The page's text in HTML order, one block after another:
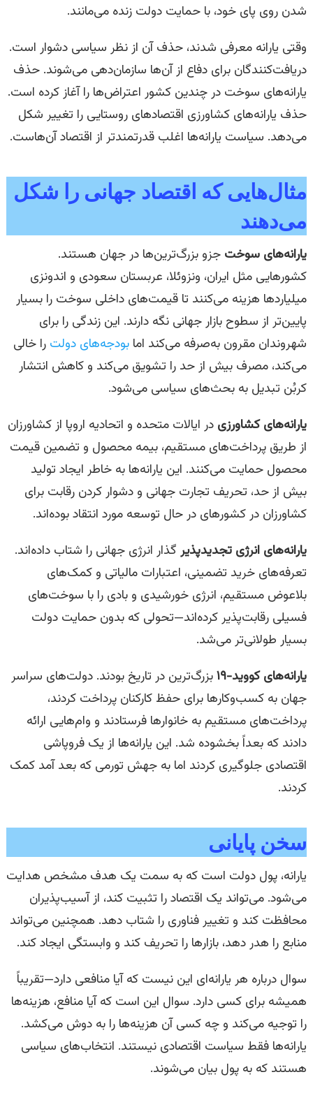
شدن روی پای خود، با حمایت دولت زنده می‌مانند.
وقتی یارانه معرفی شدند، حذف آن از نظر سیاسی دشوار است.
دریافت‌کنندگان برای دفاع از آن‌ها سازمان‌دهی می‌شوند. حذف
یارانه‌های سوخت در چندین کشور اعتراض‌ها را آغاز کرده است.
حذف یارانه‌های کشاورزی اقتصادهای روستایی را تغییر شکل
می‌دهد. سیاست یارانه‌ها اغلب قدرتمندتر از اقتصاد آن‌هاست.
مثال‌هایی که اقتصاد جهانی را شکل
می‌دهند
یارانه‌های سوخت جزو بزرگ‌ترین‌ها در جهان هستند.
کشورهایی مثل ایران، ونزوئلا، عربستان سعودی و اندونزی
میلیاردها هزینه می‌کنند تا قیمت‌های داخلی سوخت را بسیار
پایین‌تر از سطوح بازار جهانی نگه دارند. این زندگی را برای
شهروندان مقرون به‌صرفه می‌کند اما بودجه‌های دولت را خالی
می‌کند، مصرف بیش از حد را تشویق می‌کند و کاهش انتشار
کربُن تبدیل به بحث‌های سیاسی می‌شود.
یارانه‌های کشاورزی در ایالات متحده و اتحادیه اروپا از کشاورزان
از طریق پرداخت‌های مستقیم، بیمه محصول و تضمین قیمت
محصول حمایت می‌کنند. این یارانه‌ها به خاطر ایجاد تولید
بیش از حد، تحریف تجارت جهانی و دشوار کردن رقابت برای
کشاورزان در کشورهای در حال توسعه مورد انتقاد بوده‌اند.
یارانه‌های انرژی تجدیدپذیرگذار انرژی جهانی را شتاب داده‌اند.
تعرفه‌های خرید تضمینی، اعتبارات مالیاتی و کمک‌های
بلاعوض مستقیم، انرژی خورشیدی و بادی را با سوخت‌های
فسیلی رقابت‌پذیر کرده‌اند—تحولی که بدون حمایت دولت
بسیار طولانی‌تر می‌شد.
یارانه‌های کووید-۱۹ بزرگ‌ترین در تاریخ بودند. دولت‌های سراسر
جهان به کسب‌وکارها برای حفظ کارکنان پرداخت کردند،
پرداخت‌های مستقیم به خانوارها فرستادند و وام‌هایی ارائه
دادند که بعداً بخشوده شد. این یارانه‌ها از یک فروپاشی
اقتصادی جلوگیری کردند اما به جهش تورمی که بعد آمد کمک
کردند.
سخن پایانی
یارانه، پول دولت است که به سمت یک هدف مشخص هدایت
می‌شود. می‌تواند یک اقتصاد را تثبیت کند، از آسیب‌پذیران
محافظت کند و تغییر فناوری را شتاب دهد. همچنین می‌تواند
منابع را هدر دهد، بازارها را تحریف کند و وابستگی ایجاد کند.
سوال درباره هر یارانه‌ای این نیست که آیا منافعی دارد—تقریباً
همیشه برای کسی دارد. سوال این است که آیا منافع، هزینه‌ها
را توجیه می‌کند و چه کسی آن هزینه‌ها را به دوش می‌کشد.
یارانه‌ها فقط سیاست اقتصادی نیستند. انتخاب‌های سیاسی
هستند که به پول بیان می‌شوند.